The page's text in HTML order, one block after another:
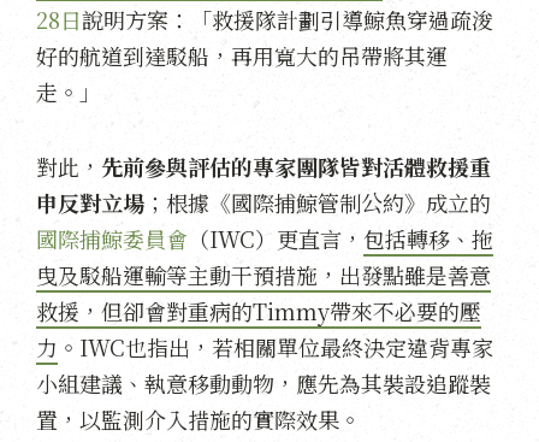
28日說明方案：「救援隊計劃引導鯨魚穿過疏浚
好的航道到達駁船，再用寬大的吊帶將其運
走。」
對此， 先前參與評估的專家團隊皆對活體救援重
申反對立場 ；根據《國際捕鯨管制公約》成立的
國際捕鯨委員會 （IWC）更直言， 包括轉移、拖
曳及駁船運輸等主動干預措施，出發點雖是善意
救援，但卻會對重病的Timmy帶來不必要的壓
力 。IWC也指出，若相關單位最終決定違背專家
小組建議、執意移動動物，應先為其裝設追蹤裝
置，以監測介入措施的實際效果。